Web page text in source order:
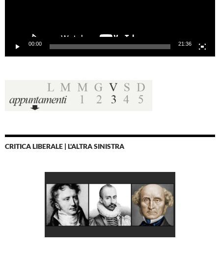
00:00 21:36
CRITICA LIBERALE | L'ALTRA SINISTRA